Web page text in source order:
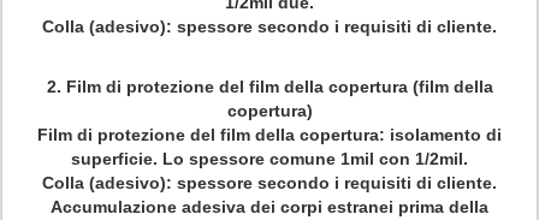
Colla (adesivo): spessore secondo i requisiti di cliente.
2. Film di protezione del film della copertura (film della
copertura)
Film di protezione del film della copertura: isolamento di
superficie. Lo spessore comune 1mil con 1/2mil.
Colla (adesivo): spessore secondo i requisiti di cliente.
Accumulazione adesiva dei corpi estranei prima della